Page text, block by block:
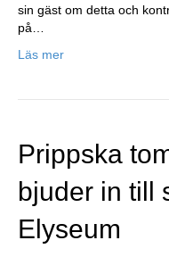
sin gäst om detta och
på…
Läs mer
Prippska
bjuder in till
Elyseum